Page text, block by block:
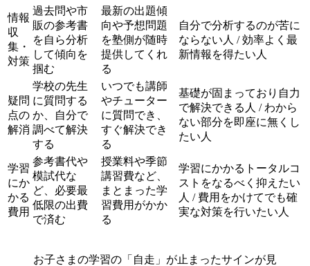
情報
収
集・
対策
過去問や市
販の参考書
を自ら分析
して傾向を
掴む
最新の出題傾
向や予想問題
を塾側が随時
提供してくれ
る
自分で分析するのが苦に
ならない人 / 効率よく最
新情報を得たい人
疑問
点の
解消
学校の先生
に質問する
か、自分で
調べて解決
する
いつでも講師
やチューター
に質問でき、
すぐ解決でき
る
基礎が固まっており自力
で解決できる人 / わから
ない部分を即座に無くし
たい人
学習
にか
かる
費用
参考書代や
模試代な
ど、必要最
低限の出費
で済む
授業料や季節
講習費など、
まとまった学
習費用がかか
る
学習にかかるトータルコ
ストをなるべく抑えたい
人 / 費用をかけてでも確
実な対策を行いたい人
お子さまの学習の「自走」が止まったサインが見